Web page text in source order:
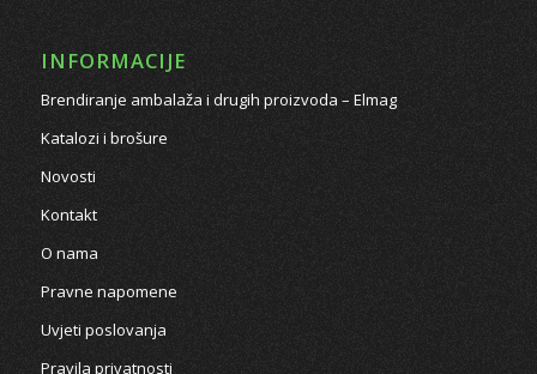
INFORMACIJE
Brendiranje ambalaža i drugih proizvoda – Elmag
Katalozi i brošure
Novosti
Kontakt
O nama
Pravne napomene
Uvjeti poslovanja
Pravila privatnosti